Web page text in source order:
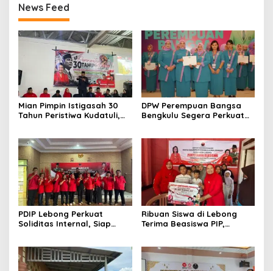
News Feed
Mian Pimpin Istigasah 30
Tahun Peristiwa Kudatuli,
Kebersamaan
DPW Perempuan Bangsa
Bengkulu Segera Perkuat
PDIP Lebong Perkuat
Soliditas Internal, Siap
Ribuan Siswa di Lebong
Terima Beasiswa PIP,